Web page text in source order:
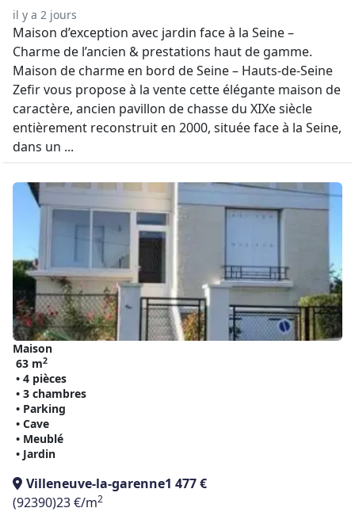
il y a 2 jours
Maison d’exception avec jardin face à la Seine –
Charme de l’ancien & prestations haut de gamme.
Maison de charme en bord de Seine – Hauts-de-Seine
Zefir vous propose à la vente cette élégante maison de
caractère, ancien pavillon de chasse du XIXe siècle
entièrement reconstruit en 2000, située face à la Seine,
dans un ...
Maison
63 m2
• 4 pièces
• 3 chambres
• Parking
• Cave
• Meublé
• Jardin
Villeneuve-la-garenne1 477 €
(92390)23 €/m2